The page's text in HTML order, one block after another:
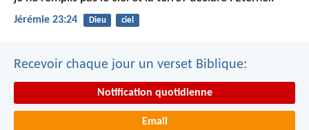
Jérémie 23:24 Dieu ciel
Recevoir chaque jour un verset Biblique:
Notification quotidienne
Email